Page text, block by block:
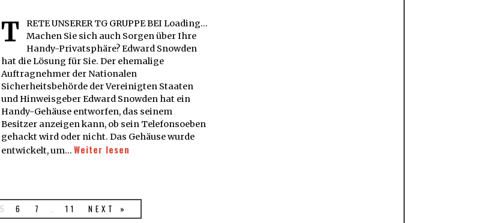
T
RETE UNSERER TG GRUPPE BEI Loading...
Machen Sie sich auch Sorgen über Ihre
Handy-Privatsphäre? Edward Snowden
hat die Lösung für Sie. Der ehemalige
Auftragnehmer der Nationalen
Sicherheitsbehörde der Vereinigten Staaten
und Hinweisgeber Edward Snowden hat ein
Handy-Gehäuse entworfen, das seinem
Besitzer anzeigen kann, ob sein Telefonsoeben
gehackt wird oder nicht. Das Gehäuse wurde
entwickelt, um… Weiter lesen
5 6 7 … 11 NEXT »